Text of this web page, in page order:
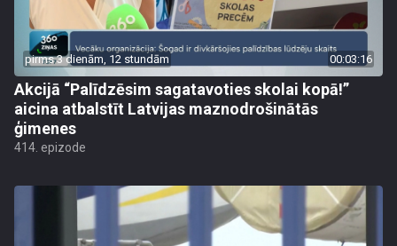
pirms 3 dienām, 12 stundām 00:03:16
Akcijā “Palīdzēsim sagatavoties skolai kopā!”
aicina atbalstīt Latvijas maznodrošinātās
ģimenes
414. epizode